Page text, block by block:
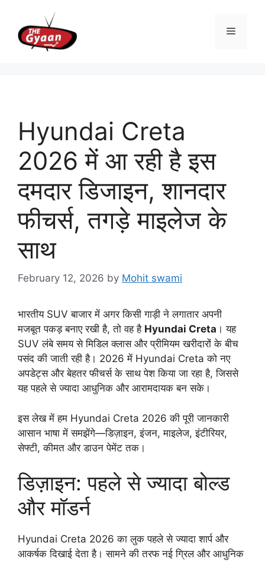
content
Menu
Hyundai Creta
2026 में आ रही है इस
दमदार डिजाइन, शानदार
फीचर्स, तगड़े माइलेज के
साथ
February 12, 2026 by Mohit swami
भारतीय SUV बाजार में अगर किसी गाड़ी ने लगातार अपनी
मजबूत पकड़ बनाए रखी है, तो वह है Hyundai Creta । यह
SUV लंबे समय से मिडिल क्लास और प्रीमियम खरीदारों के बीच
पसंद की जाती रही है। 2026 में Hyundai Creta को नए
अपडेट्स और बेहतर फीचर्स के साथ पेश किया जा रहा है, जिससे
यह पहले से ज्यादा आधुनिक और आरामदायक बन सके।
इस लेख में हम Hyundai Creta 2026 की पूरी जानकारी
आसान भाषा में समझेंगे—डिज़ाइन, इंजन, माइलेज, इंटीरियर,
सेफ्टी, कीमत और डाउन पेमेंट तक।
डिज़ाइन: पहले से ज्यादा बोल्ड
और मॉडर्न
Hyundai Creta 2026 का लुक पहले से ज्यादा शार्प और
आकर्षक दिखाई देता है। सामने की तरफ नई ग्रिल और आधुनिक